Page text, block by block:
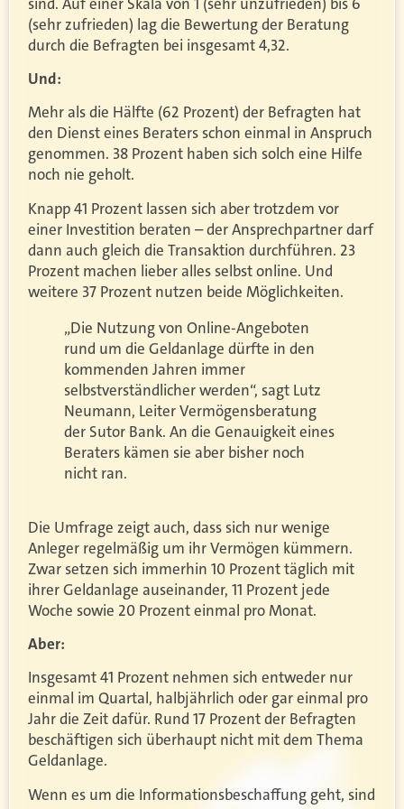
(sehr zufrieden) lag die Bewertung der Beratung
durch die Befragten bei insgesamt 4,32.
Und:
Mehr als die Hälfte (62 Prozent) der Befragten hat
den Dienst eines Beraters schon einmal in Anspruch
genommen. 38 Prozent haben sich solch eine Hilfe
noch nie geholt.
Knapp 41 Prozent lassen sich aber trotzdem vor
einer Investition beraten – der Ansprechpartner darf
dann auch gleich die Transaktion durchführen. 23
Prozent machen lieber alles selbst online. Und
weitere 37 Prozent nutzen beide Möglichkeiten.
„Die Nutzung von Online-Angeboten
rund um die Geldanlage dürfte in den
kommenden Jahren immer
selbstverständlicher werden“, sagt Lutz
Neumann, Leiter Vermögensberatung
der Sutor Bank. An die Genauigkeit eines
Beraters kämen sie aber bisher noch
nicht ran.
Die Umfrage zeigt auch, dass sich nur wenige
Anleger regelmäßig um ihr Vermögen kümmern.
Zwar setzen sich immerhin 10 Prozent täglich mit
ihrer Geldanlage auseinander, 11 Prozent jede
Woche sowie 20 Prozent einmal pro Monat.
Aber:
Insgesamt 41 Prozent nehmen sich entweder nur
einmal im Quartal, halbjährlich oder gar einmal pro
Jahr die Zeit dafür. Rund 17 Prozent der Befragten
beschäftigen sich überhaupt nicht mit dem Thema
Geldanlage.
Wenn es um die Informationsbeschaffung geht, sind